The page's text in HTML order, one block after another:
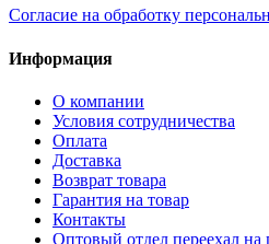
Согласие на обработку
Информация
О компании
Условия сотрудничества
Оплата
Доставка
Возврат товара
Гарантия на товар
Контакты
Оптовый отдел переехал на